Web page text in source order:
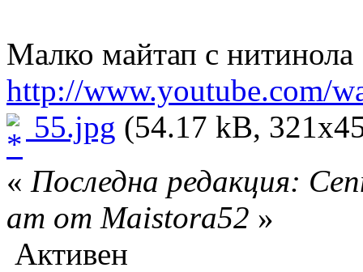
Малко майтап с нитинола
http://www.youtube.com/
55.jpg (54.17 kB,
« Последна редакция:
am от Maistora52 »
Активен